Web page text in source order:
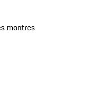
montres